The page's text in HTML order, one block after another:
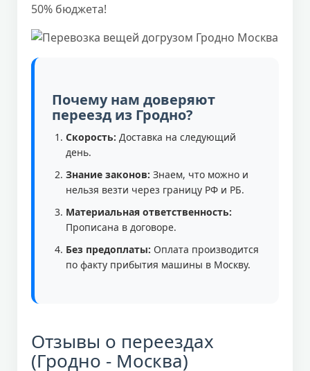
50% бюджета!
Почему нам доверяют
переезд из Гродно?
Скорость: Доставка на следующий
день.
Знание законов: Знаем, что можно и
нельзя везти через границу РФ и РБ.
Материальная ответственность:
Прописана в договоре.
Без предоплаты: Оплата производится
по факту прибытия машины в Москву.
Отзывы о переездах
(Гродно - Москва)